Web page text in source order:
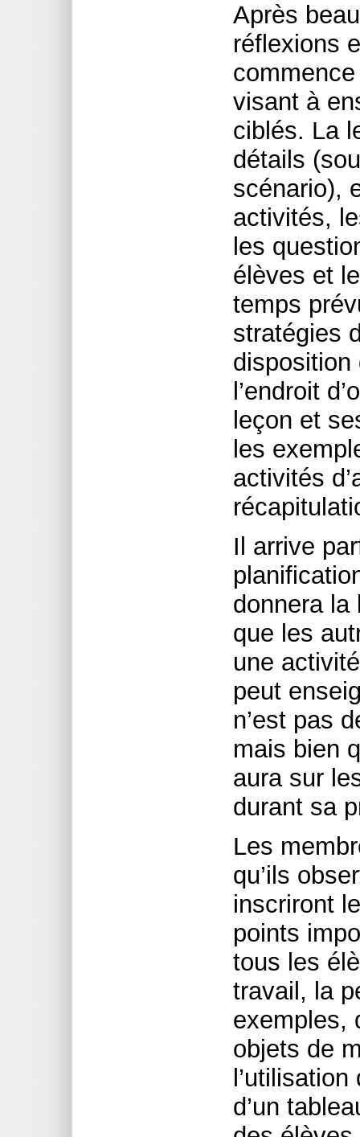
Après
réflexions
visant à
ciblés. La
détails
scénario),
activités,
les
élèves et
temps
stratégies
disposition
l’endroit
leçon et
les
activités
Il arrive
donnera la
que les
une
peut
n’est pas
mais bien
aura sur
durant sa
Les
qu’ils
inscriront
points
tous les
travail, la
exemples,
objets de
d’un